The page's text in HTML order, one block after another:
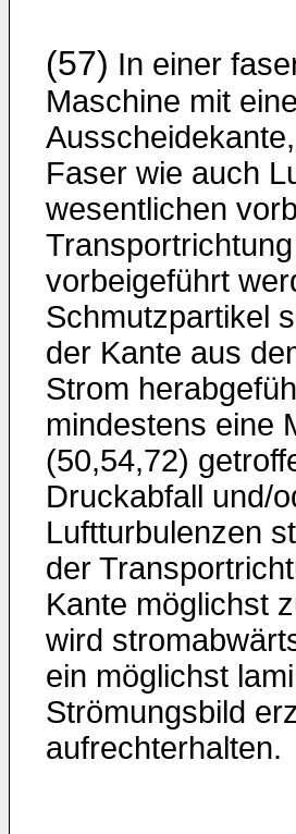
(57) In einer
Maschine mit
Faser wie auch
wesentlichen
vorbeigeführt
Schmutzpartikel
der Kante aus
Strom
mindestens eine
(50,54,72)
Druckabfall und/
Luftturbulenzen
der
Kante möglichst
wird
ein möglichst
Strömungsbild
aufrechterhalten.